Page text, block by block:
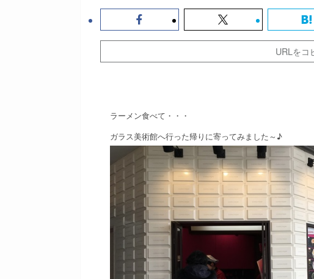
URLをコ
ラーメン食べて・・・
ガラス美術館へ行った帰りに寄ってみました～♪